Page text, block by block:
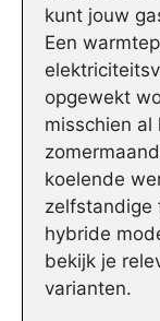
kunt jouw
Een
opgewekt
misschien
koelende
zelfstandige
hybride
bekijk je
varianten.